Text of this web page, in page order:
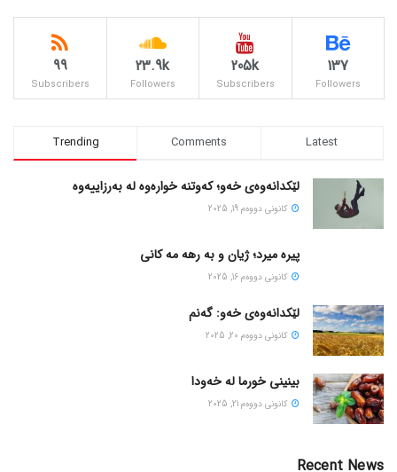
137
Followers
205k
Subscribers
23.9k
Followers
99
Subscribers
Trending Comments Latest
لێکدانەوەی خەو؛ کەوتنە خوارەوە لە بەرزاییەوە
كانونی دووه‌م 19, 2025
پیره میرد؛ ژیان و به رهه مه کانی
كانونی دووه‌م 16, 2025
لێکدانەوەی خەو: گەنم
كانونی دووه‌م 20, 2025
بینینی خورما لە خەودا
كانونی دووه‌م 21, 2025
Recent News